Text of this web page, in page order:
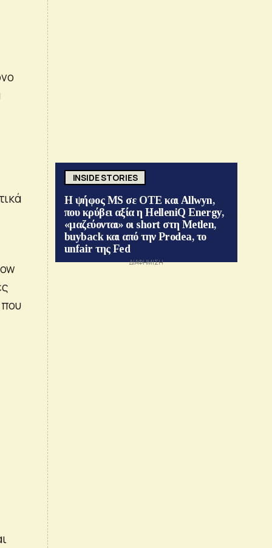
INSIDE STORIES
Η ψήφος MS σε ΟΤΕ και Allwyn,
που κρύβει αξία η HelleniQ Energy,
«μαζεύονται» οι short στη Metlen,
buyback και από την Prodea, το
unfair της Fed